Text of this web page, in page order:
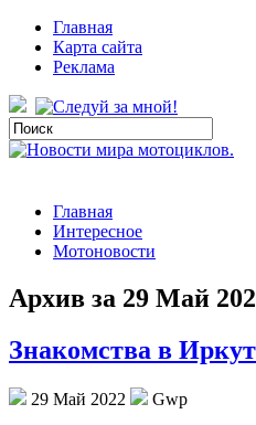
Главная
Карта сайта
Реклама
Главная
Интересное
Мотоновости
Архив за 29 Май
Знакомства в
29 Май 2022
Gwp